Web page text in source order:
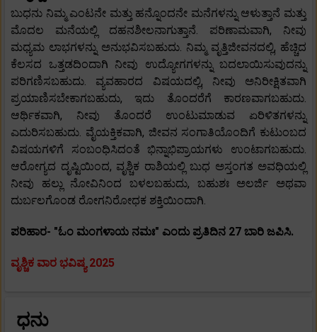
ಬುಧನು ನಿಮ್ಮ ಎಂಟನೇ ಮತ್ತು ಹನ್ನೊಂದನೇ ಮನೆಗಳನ್ನು ಆಳುತ್ತಾನೆ ಮತ್ತು
ಮೊದಲ ಮನೆಯಲ್ಲಿ ದಹನಶೀಲನಾಗುತ್ತಾನೆ. ಪರಿಣಾಮವಾಗಿ, ನೀವು
ಮಧ್ಯಮ ಲಾಭಗಳನ್ನು ಅನುಭವಿಸಬಹುದು. ನಿಮ್ಮ ವೃತ್ತಿಜೀವನದಲ್ಲಿ, ಹೆಚ್ಚಿದ
ಕೆಲಸದ ಒತ್ತಡದಿಂದಾಗಿ ನೀವು ಉದ್ಯೋಗಗಳನ್ನು ಬದಲಾಯಿಸುವುದನ್ನು
ಪರಿಗಣಿಸಬಹುದು. ವ್ಯವಹಾರದ ವಿಷಯದಲ್ಲಿ, ನೀವು ಅನಿರೀಕ್ಷಿತವಾಗಿ
ಪ್ರಯಾಣಿಸಬೇಕಾಗಬಹುದು, ಇದು ತೊಂದರೆಗೆ ಕಾರಣವಾಗಬಹುದು.
ಆರ್ಥಿಕವಾಗಿ, ನೀವು ತೊಂದರೆ ಉಂಟುಮಾಡುವ ಏರಿಳಿತಗಳನ್ನು
ಎದುರಿಸಬಹುದು. ವೈಯಕ್ತಿಕವಾಗಿ, ಜೀವನ ಸಂಗಾತಿಯೊಂದಿಗೆ ಕುಟುಂಬದ
ವಿಷಯಗಳಿಗೆ ಸಂಬಂಧಿಸಿದಂತೆ ಭಿನ್ನಾಭಿಪ್ರಾಯಗಳು ಉಂಟಾಗಬಹುದು.
ಆರೋಗ್ಯದ ದೃಷ್ಟಿಯಿಂದ, ವೃಶ್ಚಿಕ ರಾಶಿಯಲ್ಲಿ ಬುಧ ಅಸ್ತಂಗತ ಅವಧಿಯಲ್ಲಿ
ನೀವು ಹಲ್ಲು ನೋವಿನಿಂದ ಬಳಲಬಹುದು, ಬಹುಶಃ ಅಲರ್ಜಿ ಅಥವಾ
ದುರ್ಬಲಗೊಂಡ ರೋಗನಿರೋಧಕ ಶಕ್ತಿಯಿಂದಾಗಿ.
ಪರಿಹಾರ- "ಓಂ ಮಂಗಳಾಯ ನಮಃ" ಎಂದು ಪ್ರತಿದಿನ 27 ಬಾರಿ ಜಪಿಸಿ.
ವೃಶ್ಚಿಕ ವಾರ ಭವಿಷ್ಯ 2025
ಧನು